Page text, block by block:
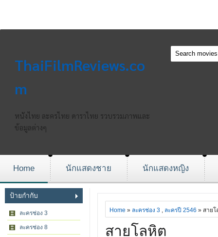
ThaiFilmReviews.co
m
หนังไทย ละครไทย ดาราไทย รวบรวมภาพและ
ข้อมูลต่างๆ
Home นักแสดงชาย นักแสดงหญิง
ป้ายกำกับ
ละครช่อง 3
ละครช่อง 8
Home » ละครช่อง 3 , ละครปี 2546 » สาย
สายโลหิต